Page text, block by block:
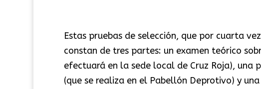
Estas pruebas de selección, que por cuarta
constan de tres partes: un examen teórico
efectuará en la sede local de Cruz Roja), una
(que se realiza en el Pabellón Deprotivo) y